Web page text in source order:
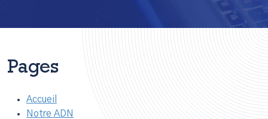
Pages
Accueil
Notre ADN